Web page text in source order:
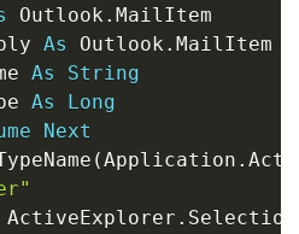
Outlook .
As Outlook .
As
String
As
Long
Next
(Application .
ActiveExplorer . Selection